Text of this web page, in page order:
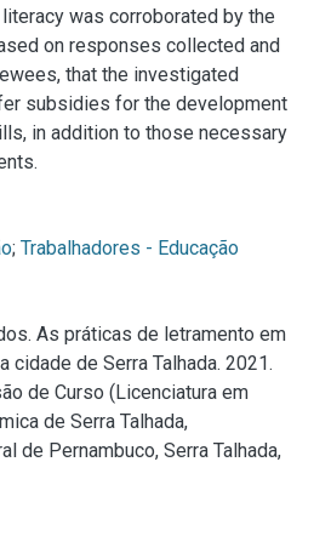
was corroborated by the
on responses collected and
that the investigated
subsidies for the development
in addition to those necessary
; Trabalhadores - Educação
As práticas de letramento em
cidade de Serra Talhada. 2021.
de Curso (Licenciatura em
de Serra Talhada,
de Pernambuco, Serra Talhada,